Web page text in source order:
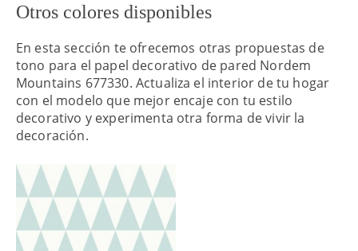
Otros colores disponibles
En esta sección te ofrecemos otras propuestas de
tono para el papel decorativo de pared Nordem
Mountains 677330. Actualiza el interior de tu hogar
con el modelo que mejor encaje con tu estilo
decorativo y experimenta otra forma de vivir la
decoración.